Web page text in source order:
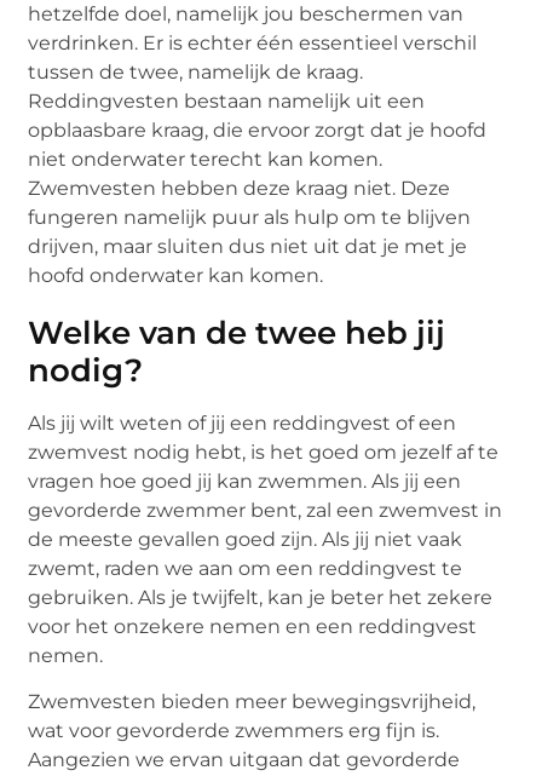
hetzelfde doel, namelijk jou beschermen van
verdrinken. Er is echter één essentieel verschil
tussen de twee, namelijk de kraag.
Reddingvesten bestaan namelijk uit een
opblaasbare kraag, die ervoor zorgt dat je hoofd
niet onderwater terecht kan komen.
Zwemvesten hebben deze kraag niet. Deze
fungeren namelijk puur als hulp om te blijven
drijven, maar sluiten dus niet uit dat je met je
hoofd onderwater kan komen.
Welke van de twee heb jij
nodig?
Als jij wilt weten of jij een reddingvest of een
zwemvest nodig hebt, is het goed om jezelf af te
vragen hoe goed jij kan zwemmen. Als jij een
gevorderde zwemmer bent, zal een zwemvest in
de meeste gevallen goed zijn. Als jij niet vaak
zwemt, raden we aan om een reddingvest te
gebruiken. Als je twijfelt, kan je beter het zekere
voor het onzekere nemen en een reddingvest
nemen.
Zwemvesten bieden meer bewegingsvrijheid,
wat voor gevorderde zwemmers erg fijn is.
Aangezien we ervan uitgaan dat gevorderde